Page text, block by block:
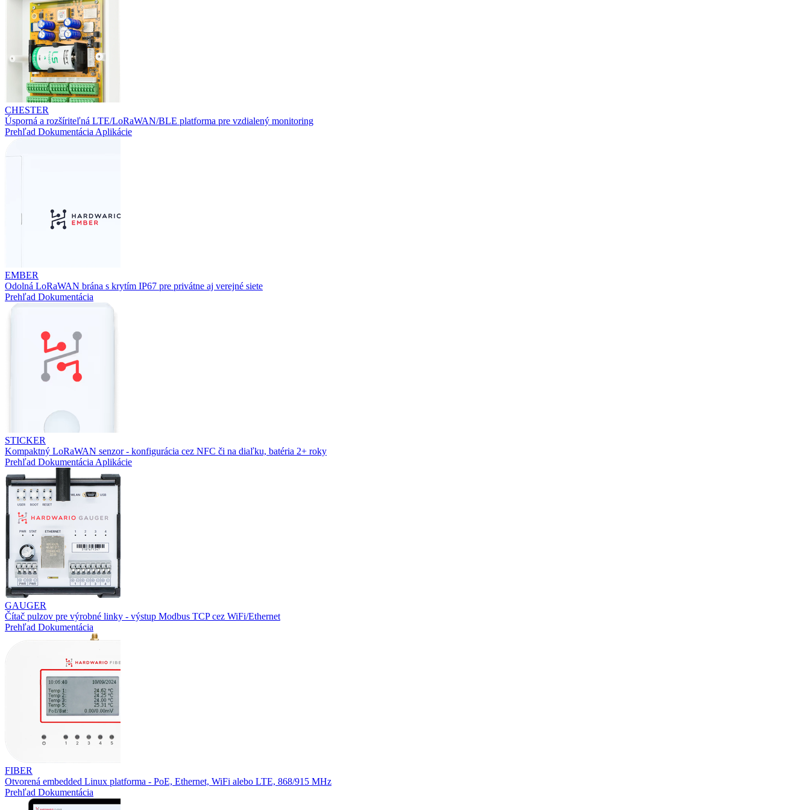
CHESTER
Úsporná a rozšíriteľná LTE/LoRaWAN/BLE platforma pre vzdialený monitoring
Prehľad Dokumentácia Aplikácie
EMBER
Odolná LoRaWAN brána s krytím IP67 pre privátne aj verejné siete
Prehľad Dokumentácia
STICKER
Kompaktný LoRaWAN senzor - konfigurácia cez NFC či na diaľku, batéria 2+ roky
Prehľad Dokumentácia Aplikácie
GAUGER
Čítač pulzov pre výrobné linky - výstup Modbus TCP cez WiFi/Ethernet
Prehľad Dokumentácia
FIBER
Otvorená embedded Linux platforma - PoE, Ethernet, WiFi alebo LTE, 868/915 MHz
Prehľad Dokumentácia